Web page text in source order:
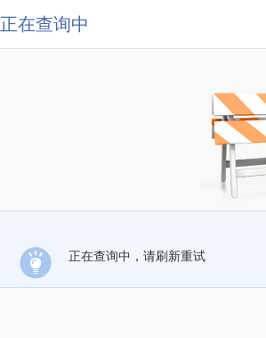
正在查询中
正在查询中，请刷新重试